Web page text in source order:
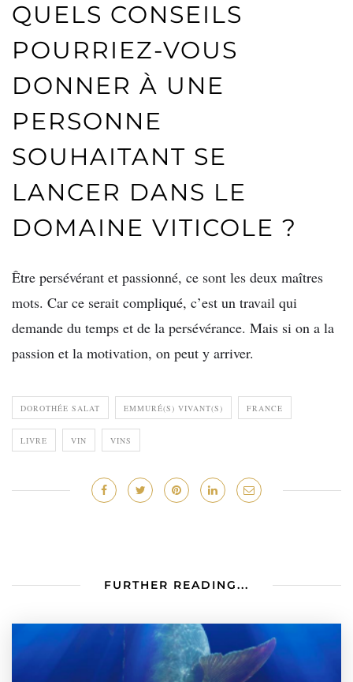
QUELS CONSEILS
POURRIEZ-VOUS
DONNER À UNE
PERSONNE
SOUHAITANT SE
LANCER DANS LE
DOMAINE VITICOLE ?
Être persévérant et passionné, ce sont les deux maîtres
mots. Car ce serait compliqué, c’est un travail qui
demande du temps et de la persévérance. Mais si on a la
passion et la motivation, on peut y arriver.
DOROTHÉE SALAT EMMURÉ(S) VIVANT(S) FRANCE
LIVRE VIN VINS
FURTHER READING...